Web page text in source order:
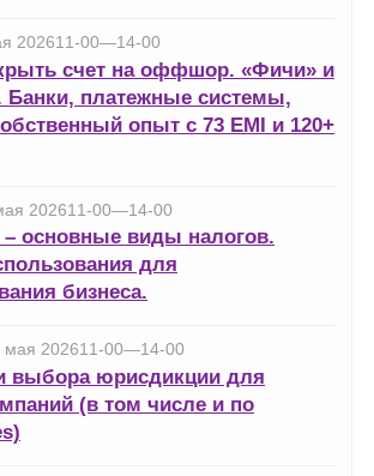
202611-00—14-00
счет на оффшор. «Фичи» и
Банки, платежные системы,
опыт с 73 EMI и 120+
202611-00—14-00
основные виды налогов.
для
бизнеса.
мая 202611-00—14-00
выбора юрисдикции для
(в том числе и по